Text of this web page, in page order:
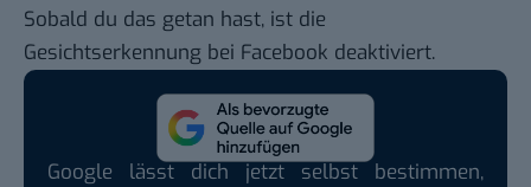
Sobald du das getan hast, ist die
Gesichtserkennung bei Facebook deaktiviert.
Google lässt dich jetzt selbst bestimmen,